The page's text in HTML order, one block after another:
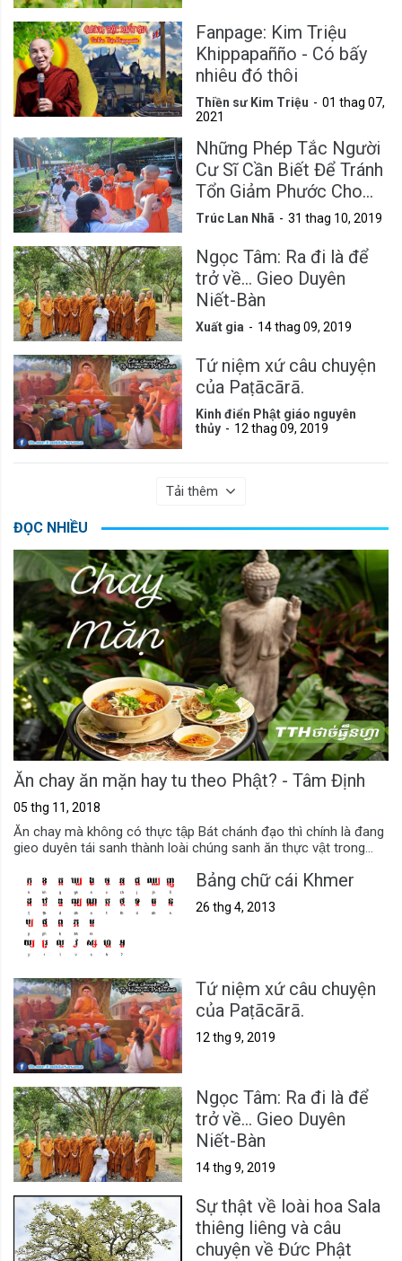
Fanpage: Kim Triệu
Khippapañño - Có bấy
nhiêu đó thôi
Thiền sư Kim Triệu
01 thag 07,
2021
Những Phép Tắc Người
Cư Sĩ Cần Biết Để Tránh
Tổn Giảm Phước Cho
Mình
Trúc Lan Nhã 31 thag 10, 2019
Ngọc Tâm: Ra đi là để
trở về... Gieo Duyên
Niết-Bàn
Xuất gia 14 thag 09, 2019
Tứ niệm xứ câu chuyện
của Paṭācārā.
Kinh điển Phật giáo nguyên
thủy
12 thag 09, 2019
Tải thêm
ĐỌC NHIỀU
Ăn chay ăn mặn hay tu theo Phật? - Tâm Định
05 thg 11, 2018
Ăn chay mà không có thực tập Bát chánh đạo thì chính là đang
gieo duyên tái sanh thành loài chúng sanh ăn thực vật trong...
Bảng chữ cái Khmer
26 thg 4, 2013
Tứ niệm xứ câu chuyện
của Paṭācārā.
12 thg 9, 2019
Ngọc Tâm: Ra đi là để
trở về... Gieo Duyên
Niết-Bàn
14 thg 9, 2019
Sự thật về loài hoa Sala
thiêng liêng và câu
chuyện về Đức Phật